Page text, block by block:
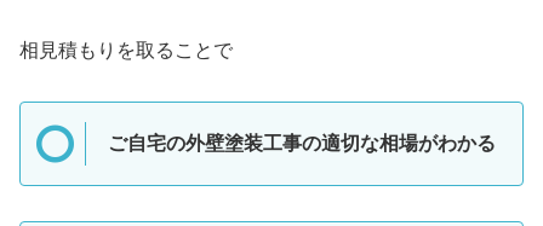
相見積もりを取ることで
ご自宅の外壁塗装工事の適切な相場がわかる